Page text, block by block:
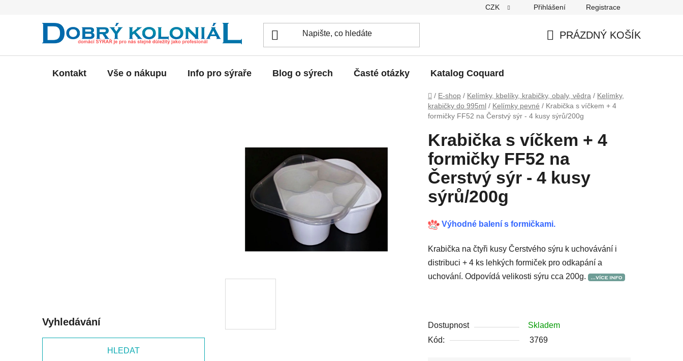
CZK Přihlášení Registrace
PRÁZDNÝ KOŠÍK
Kontakt Vše o nákupu Info pro sýraře Blog o sýrech Časté otázky Katalog Coquard
Domů
/ E-shop / Kelímky, kbelíky, krabičky, obaly, vědra / Kelímky,
krabičky do 995ml / Kelímky pevné / Krabička s víčkem + 4
formičky FF52 na Čerstvý sýr - 4 kusy sýrů/200g
Vyhledávání
HLEDAT
Krabička s víčkem + 4
formičky FF52 na
Čerstvý sýr - 4 kusy
sýrů/200g
Výhodné balení s formičkami.
Krabička na čtyři kusy Čerstvého sýru k uchovávání i
distribuci + 4 ks lehkých formiček pro odkapání a
uchování. Odpovídá velikosti sýru cca 200g.
Dostupnost
Skladem
Kód:
3769